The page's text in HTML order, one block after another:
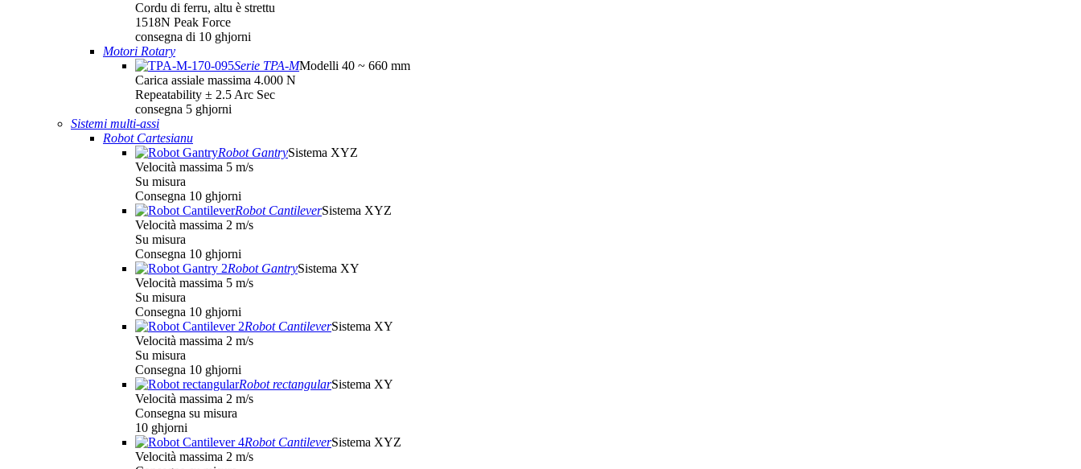
Cordu di ferru, altu è strettu
1518N Peak Force
consegna di 10 ghjorni
Motori Rotary
Serie TPA-MModelli 40 ~ 660 mm
Carica assiale massima 4.000 N
Repeatability ± 2.5 Arc Sec
consegna 5 ghjorni
Sistemi multi-assi
Robot Cartesianu
Robot GantrySistema XYZ
Velocità massima 5 m/s
Su misura
Consegna 10 ghjorni
Robot CantileverSistema XYZ
Velocità massima 2 m/s
Su misura
Consegna 10 ghjorni
Robot GantrySistema XY
Velocità massima 5 m/s
Su misura
Consegna 10 ghjorni
Robot CantileverSistema XY
Velocità massima 2 m/s
Su misura
Consegna 10 ghjorni
Robot rectangularSistema XY
Velocità massima 2 m/s
Consegna su misura
10 ghjorni
Robot CantileverSistema XYZ
Velocità massima 2 m/s